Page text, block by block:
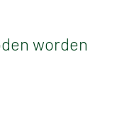
worden